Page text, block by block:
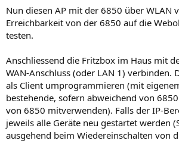
Nun diesen AP mit der 6850 über WLAN
Erreichbarkeit von der 6850 auf die
testen.
Anschliessend die Fritzbox im Haus mit
WAN-Anschluss (oder LAN 1) verbinden.
als Client umprogrammieren (mit
bestehende, sofern abweichend von
von 6850 mitverwenden). Falls der IP-
jeweils alle Geräte neu gestartet werden
ausgehend beim Wiedereinschalten von